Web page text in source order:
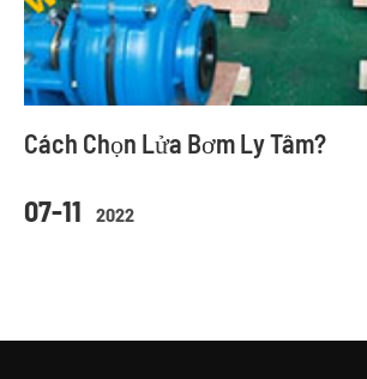
07-11 2022
Cách Chọn Lửa Bơm Ly Tâm?